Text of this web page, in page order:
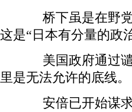
桥下虽是在野党
这是“日本有分量的政
美国政府通过谴
里是无法允许的底线。
安倍已开始谋求